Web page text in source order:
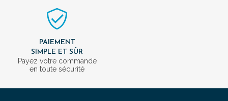
PAIEMENT
SIMPLE ET SÛR
Payez votre commande
en toute sécurité